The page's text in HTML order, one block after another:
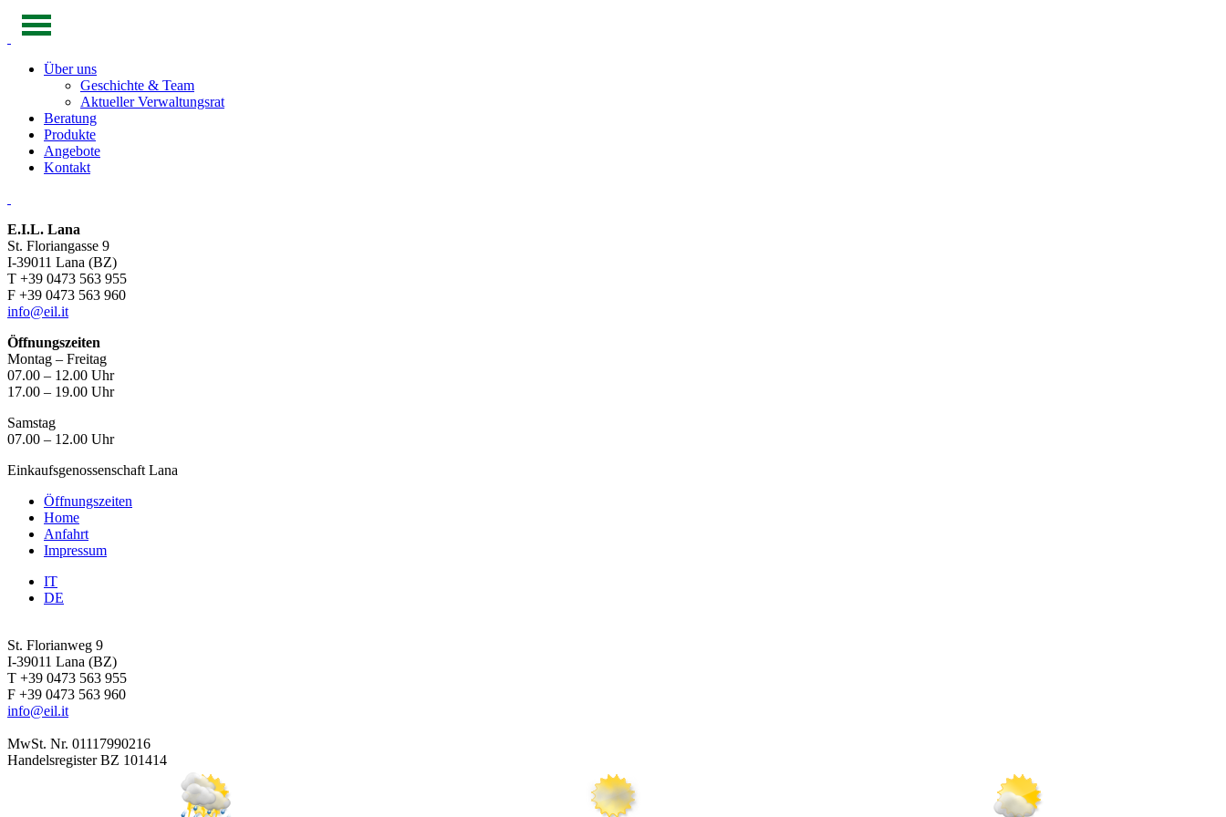
Über uns
Geschichte & Team
Aktueller Verwaltungsrat
Beratung
Produkte
Angebote
Kontakt
E.I.L. Lana
St. Floriangasse 9
I-39011 Lana (BZ)
T +39 0473 563 955
F +39 0473 563 960
info@eil.it
Öffnungszeiten
Montag – Freitag
07.00 – 12.00 Uhr
17.00 – 19.00 Uhr
Samstag
07.00 – 12.00 Uhr
Einkaufsgenossenschaft Lana
Öffnungszeiten
Home
Anfahrt
Impressum
IT
DE
St. Florianweg 9
I-39011 Lana (BZ)
T +39 0473 563 955
F +39 0473 563 960
info@eil.it
MwSt. Nr. 01117990216
Handelsregister BZ 101414